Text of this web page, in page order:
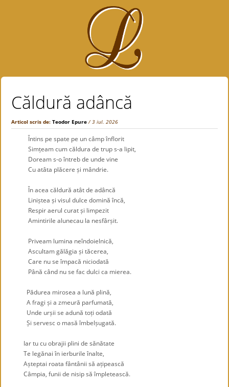
Căldură adâncă
Articol scris de:Teodor Epure / 3 iul. 2026
Întins pe spate pe un câmp înflorit
Simțeam cum căldura de trup s-a lipit,
Doream s-o întreb de unde vine
Cu atâta plăcere și mândrie.
În acea căldură atât de adâncă
Liniștea și visul dulce domină încă,
Respir aerul curat și limpezit
Amintirile alunecau la nesfârșit.
Priveam lumina neîndoielnică,
Ascultam gălăgia și tăcerea,
Care nu se împacă niciodată
Până când nu se fac dulci ca mierea.
Pădurea mirosea a lună plină,
A fragi și a zmeură parfumată,
Unde urșii se adună toți odată
Și servesc o masă îmbelșugată.
Iar tu cu obrajii plini de sănătate
Te legănai în ierburile înalte,
Așteptai roata fântânii să ațipească
Câmpia, funii de nisip să împletească.